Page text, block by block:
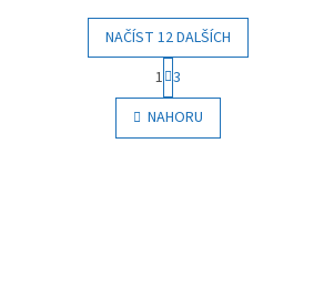
O
v
l
NAČÍST 12 DALŠÍCH
S
t
r
á
n
1 3
NAHORU